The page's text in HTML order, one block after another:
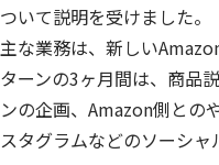
ついて説明を受けました。
主な業務は、新しい
ターンの3ヶ月間は、商品
ンの企画、Amazon側との
スタグラムなどのソーシャ